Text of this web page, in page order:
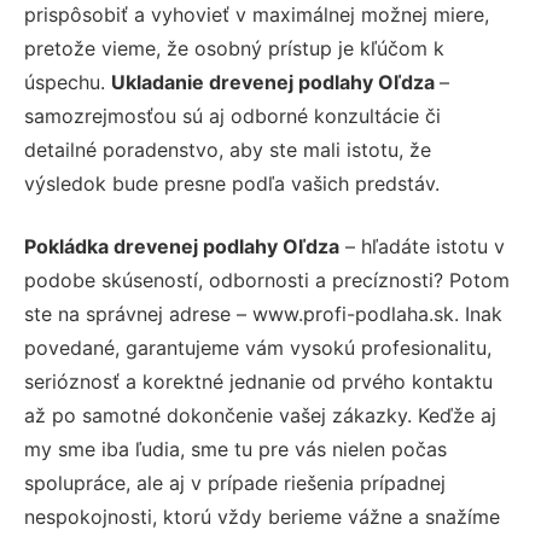
prispôsobiť a vyhovieť v maximálnej možnej miere,
pretože vieme, že osobný prístup je kľúčom k
úspechu. Ukladanie drevenej podlahy Oľdza –
samozrejmosťou sú aj odborné konzultácie či
detailné poradenstvo, aby ste mali istotu, že
výsledok bude presne podľa vašich predstáv.
Pokládka drevenej podlahy Oľdza – hľadáte istotu v
podobe skúseností, odbornosti a precíznosti? Potom
ste na správnej adrese – www.profi-podlaha.sk. Inak
povedané, garantujeme vám vysokú profesionalitu,
serióznosť a korektné jednanie od prvého kontaktu
až po samotné dokončenie vašej zákazky. Keďže aj
my sme iba ľudia, sme tu pre vás nielen počas
spolupráce, ale aj v prípade riešenia prípadnej
nespokojnosti, ktorú vždy berieme vážne a snažíme